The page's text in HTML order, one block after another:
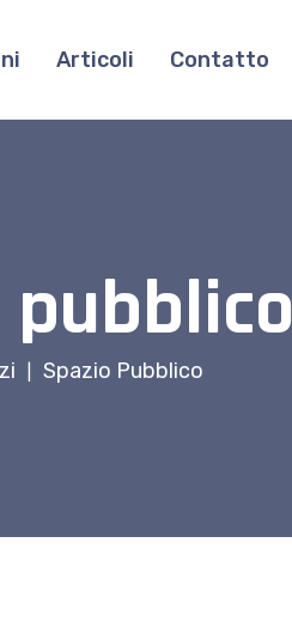
Articoli Contatto
pubblico
Spazio Pubblico